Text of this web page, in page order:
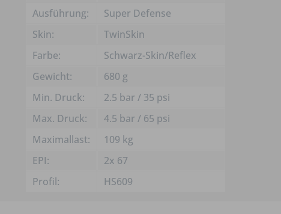
Ausführung:
Super Defense
Skin:
TwinSkin
Farbe:
Schwarz-Skin/Reflex
Gewicht:
680 g
Min. Druck:
2.5 bar / 35 psi
Max. Druck:
4.5 bar / 65 psi
Maximallast:
109 kg
EPI:
2x 67
Profil:
HS609